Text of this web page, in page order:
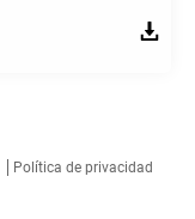
Política de privacidad